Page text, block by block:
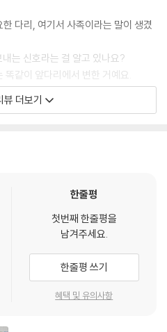
다리, 여기서 사족이라는 말이 생겼
는 신호라는 걸 알고 있나요?
똑같이 앞다리에서 변한 거예요.
가 나요.
들어요.
로 의사소통하고 어떻게 스스로를 지
물학자 권오길 박사님이 하나부터 끝
나게 얘기하듯 알려줍니다.
터 하루 400킬로그램이나 먹는 코끼
상에는 150만종 정도 되는, 알려진 동
이 지구에 살까요? 새로운 생물이 계
뷰 더보기
한줄평
첫번째 한줄평을
남겨주세요.
한줄평 쓰기
혜택 및 유의사항